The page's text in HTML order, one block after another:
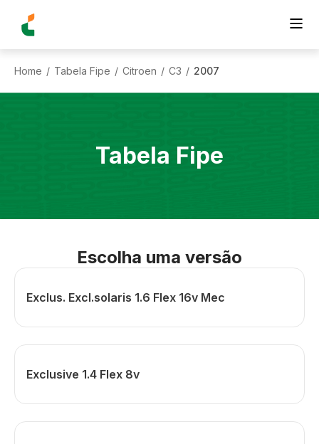
Home / Tabela Fipe / Citroen / C3 / 2007
Tabela Fipe
Escolha uma versão
Exclus. Excl.solaris 1.6 Flex 16v Mec
Exclusive 1.4 Flex 8v